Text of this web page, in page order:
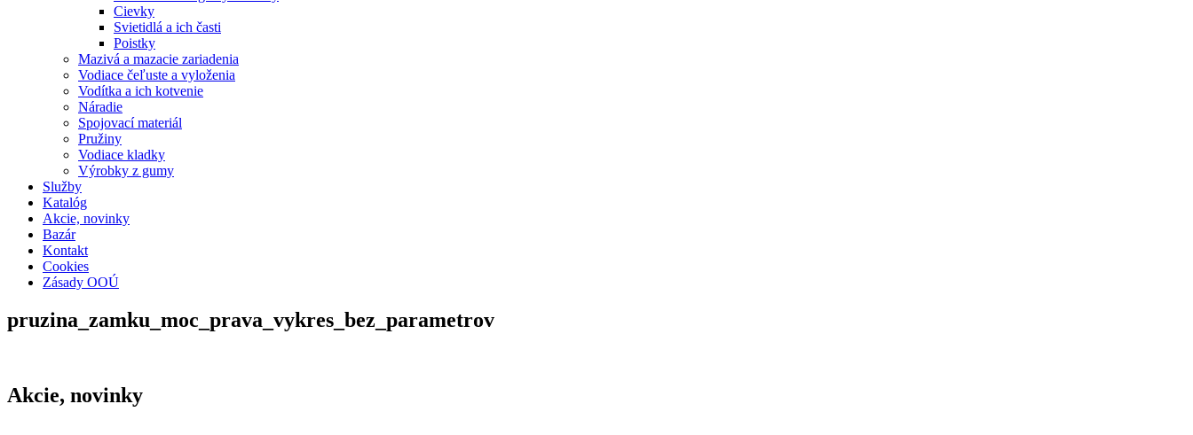
Cievky
Svietidlá a ich časti
Poistky
Mazivá a mazacie zariadenia
Vodiace čeľuste a vyloženia
Vodítka a ich kotvenie
Náradie
Spojovací materiál
Pružiny
Vodiace kladky
Výrobky z gumy
Služby
Katalóg
Akcie, novinky
Bazár
Kontakt
Cookies
Zásady OOÚ
pruzina_zamku_moc_prava_vykres_bez_parametrov
Akcie, novinky